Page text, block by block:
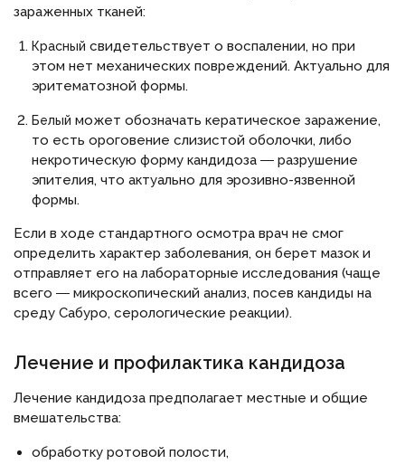
зараженных тканей:
Красный свидетельствует о воспалении, но при
этом нет механических повреждений. Актуально для
эритематозной формы.
Белый может обозначать кератическое заражение,
то есть ороговение слизистой оболочки, либо
некротическую форму кандидоза ― разрушение
эпителия, что актуально для эрозивно-язвенной
формы.
Если в ходе стандартного осмотра врач не смог
определить характер заболевания, он берет мазок и
отправляет его на лабораторные исследования (чаще
всего ― микроскопический анализ, посев кандиды на
среду Сабуро, серологические реакции).
Лечение и профилактика кандидоза
Лечение кандидоза предполагает местные и общие
вмешательства:
обработку ротовой полости,